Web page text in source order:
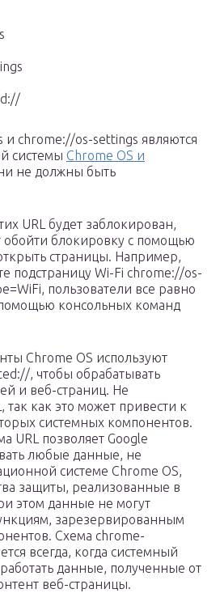
и chrome://os-settings являются
системы Chrome OS и
не должны быть
URL будет заблокирован,
обойти блокировку с помощью
страницы. Например,
подстраницу Wi-Fi chrome://os-
пользователи все равно
консольных команд
Chrome OS используют
, чтобы обрабатывать
и веб-страниц. Не
так как это может привести к
системных компонентов.
URL позволяет Google
любые данные, не
системе Chrome OS,
защиты, реализованные в
этом данные не могут
зарезервированным
Схема chrome-
всегда, когда системный
данные, полученные от
веб-страницы.